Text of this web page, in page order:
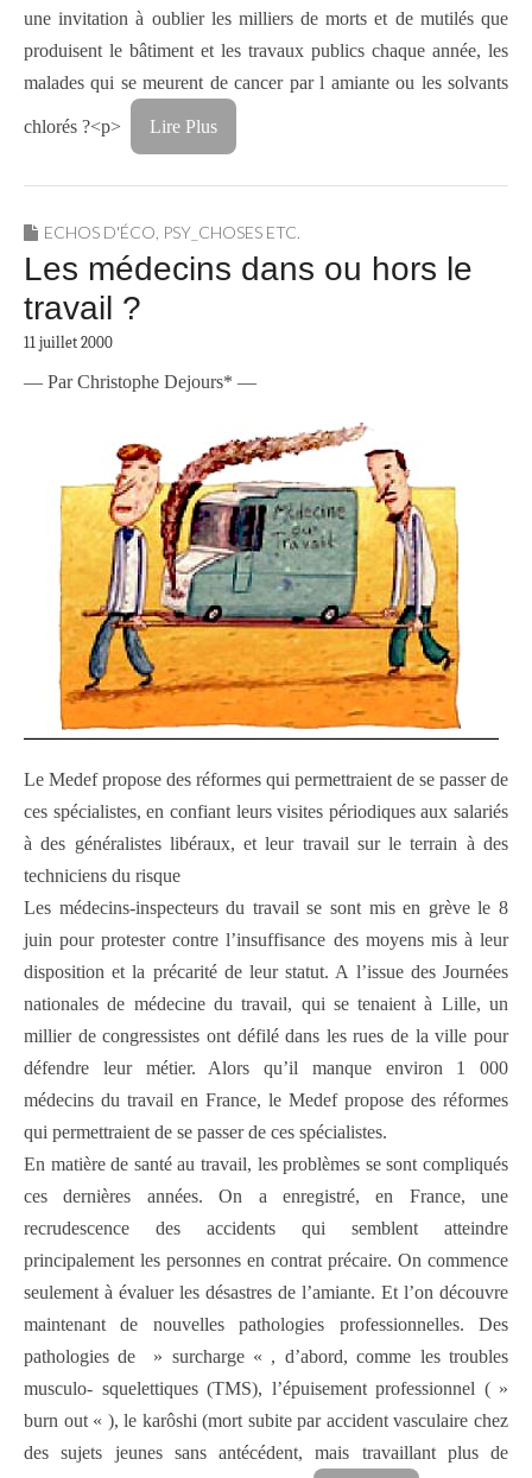
une invitation à oublier les milliers de morts et de mutilés que
produisent le bâtiment et les travaux publics chaque année, les
malades qui se meurent de cancer par l amiante ou les solvants
chlorés ?<p> Lire Plus
ECHOS D'ÉCO PSY_CHOSES ETC.
Les médecins dans ou hors le
travail ?
11 juillet 2000
— Par Christophe Dejours* —
Le Medef propose des réformes qui permettraient de se passer de
ces spécialistes, en confiant leurs visites périodiques aux salariés
à des généralistes libéraux, et leur travail sur le terrain à des
techniciens du risque
Les médecins-inspecteurs du travail se sont mis en grève le 8
juin pour protester contre l’insuffisance des moyens mis à leur
disposition et la précarité de leur statut. A l’issue des Journées
nationales de médecine du travail, qui se tenaient à Lille, un
millier de congressistes ont défilé dans les rues de la ville pour
défendre leur métier. Alors qu’il manque environ 1 000
médecins du travail en France, le Medef propose des réformes
qui permettraient de se passer de ces spécialistes.
En matière de santé au travail, les problèmes se sont compliqués
ces dernières années. On a enregistré, en France, une
recrudescence des accidents qui semblent atteindre
principalement les personnes en contrat précaire. On commence
seulement à évaluer les désastres de l’amiante. Et l’on découvre
maintenant de nouvelles pathologies professionnelles. Des
pathologies de » surcharge « , d’abord, comme les troubles
musculo- squelettiques (TMS), l’épuisement professionnel ( »
burn out « ), le karôshi (mort subite par accident vasculaire chez
des sujets jeunes sans antécédent, mais travaillant plus de